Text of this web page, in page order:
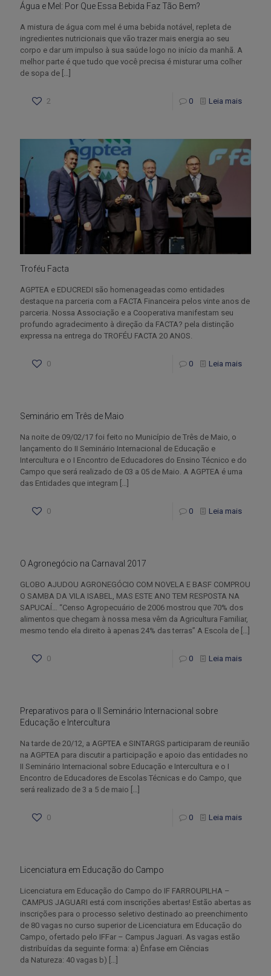
Água e Mel: Por Que Essa Bebida Faz Tão Bem?
A mistura de água com mel é uma bebida notável, repleta de
ingredientes nutricionais que vão trazer mais energia ao seu
corpo e dar um impulso à sua saúde logo no início da manhã. A
melhor parte é que tudo que você precisa é misturar uma colher
de sopa de
2 0 Leia mais
Troféu Facta
AGPTEA e EDUCREDI são homenageadas como entidades
destaque na parceria com a FACTA Financeira pelos vinte anos de
parceria. Nossa Associação e a Cooperativa manifestam seu
profundo agradecimento à direção da FACTA? pela distinção
expressa na entrega do TROFÉU FACTA 20 ANOS.
0 0 Leia mais
Seminário em Três de Maio
Na noite de 09/02/17 foi feito no Município de Três de Maio, o
lançamento do II Seminário Internacional de Educação e
Intercultura e o I Encontro de Educadores do Ensino Técnico e do
Campo que será realizado de 03 a 05 de Maio. A AGPTEA é uma
das Entidades que integram
0 0 Leia mais
O Agronegócio na Carnaval 2017
GLOBO AJUDOU AGRONEGÓCIO COM NOVELA E BASF COMPROU
O SAMBA DA VILA ISABEL, MAS ESTE ANO TEM RESPOSTA NA
SAPUCAÍ… “Censo Agropecuário de 2006 mostrou que 70% dos
alimentos que chegam à nossa mesa vêm da Agricultura Familiar,
mesmo tendo ela direito à apenas 24% das terras” A Escola de
0 0 Leia mais
Preparativos para o II Seminário Internacional sobre
Educação e Intercultura
Na tarde de 20/12, a AGPTEA e SINTARGS participaram de reunião
na AGPTEA para discutir a participação e apoio das entidades no
II Seminário Internacional sobre Educação e Intercultura e o I
Encontro de Educadores de Escolas Técnicas e do Campo, que
será realizado de 3 a 5 de maio
0 0 Leia mais
Licenciatura em Educação do Campo
Licenciatura em Educação do Campo do IF FARROUPILHA –
CAMPUS JAGUARI está com inscrições abertas! Estão abertas as
inscrições para o processo seletivo destinado ao preenchimento
de 80 vagas no curso superior de Licenciatura em Educação do
Campo, ofertado pelo IFFar – Campus Jaguari. As vagas estão
distribuídas da seguinte forma: a) Ênfase em Ciências
da Natureza: 40 vagas b)